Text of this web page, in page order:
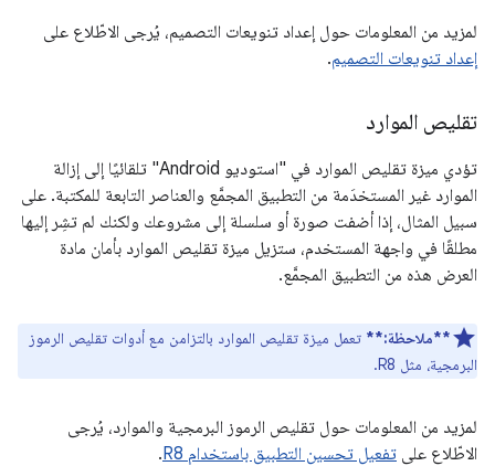
لمزيد من المعلومات حول إعداد تنويعات التصميم، يُرجى الاطّلاع على
إعداد تنويعات التصميم.
تقليص الموارد
تؤدي ميزة تقليص الموارد في "استوديو Android" تلقائيًا إلى إزالة
الموارد غير المستخدَمة من التطبيق المجمَّع والعناصر التابعة للمكتبة. على
سبيل المثال، إذا أضفت صورة أو سلسلة إلى مشروعك ولكنك لم تشِر إليها
مطلقًا في واجهة المستخدم، ستزيل ميزة تقليص الموارد بأمان مادة
العرض هذه من التطبيق المجمَّع.
**ملاحظة:** تعمل ميزة تقليص الموارد بالتزامن مع أدوات تقليص الرموز
البرمجية، مثل R8.
لمزيد من المعلومات حول تقليص الرموز البرمجية والموارد، يُرجى
الاطّلاع على تفعيل تحسين التطبيق باستخدام R8 .